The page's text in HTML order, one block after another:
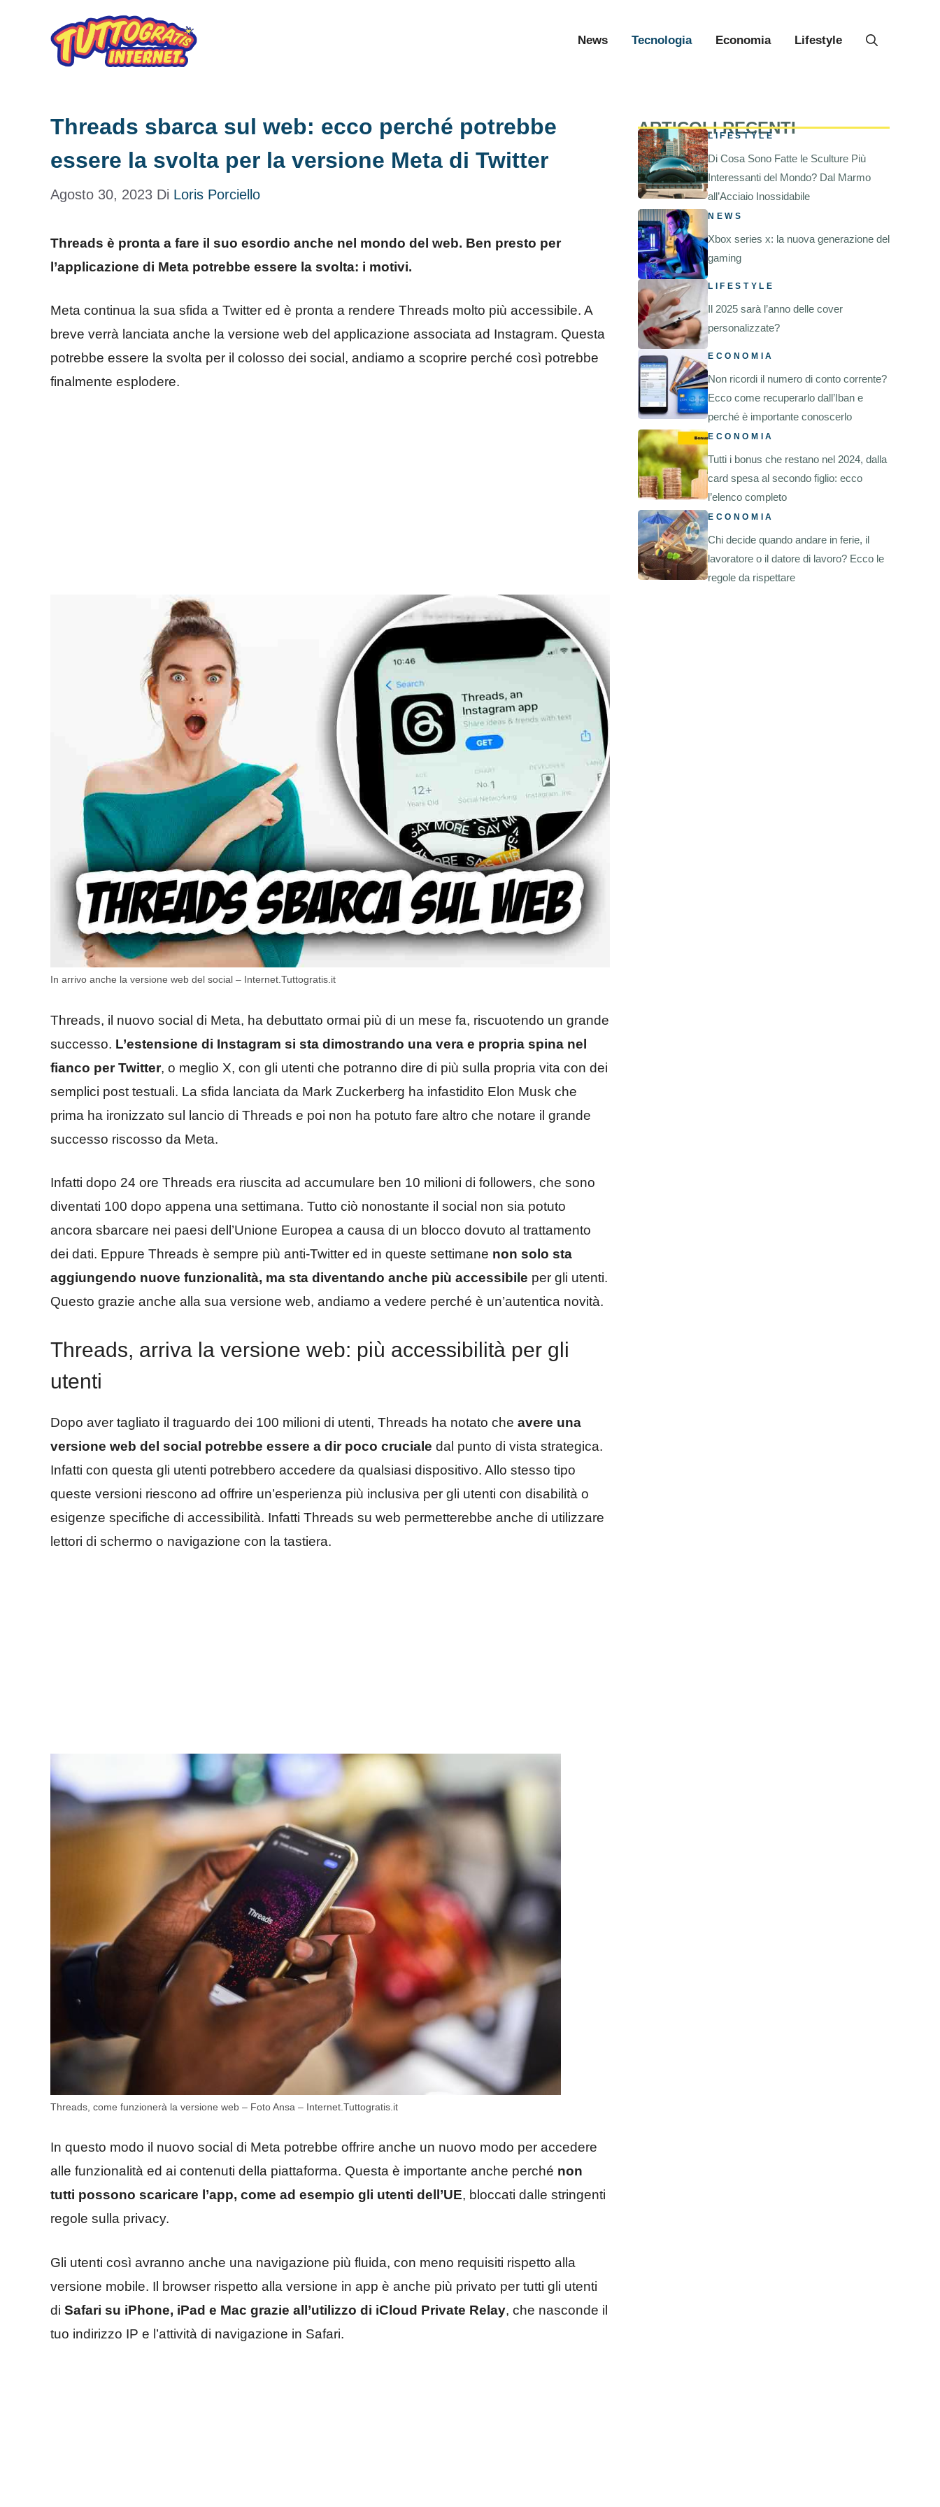
contenuto
News Tecnologia Economia Lifestyle
Threads sbarca sul web: ecco perché potrebbe
essere la svolta per la versione Meta di Twitter
Agosto 30, 2023 Di Loris Porciello
Threads è pronta a fare il suo esordio anche nel mondo del web. Ben presto per
l’applicazione di Meta potrebbe essere la svolta: i motivi.
Meta continua la sua sfida a Twitter ed è pronta a rendere Threads molto più accessibile. A
breve verrà lanciata anche la versione web del applicazione associata ad Instagram. Questa
potrebbe essere la svolta per il colosso dei social, andiamo a scoprire perché così potrebbe
finalmente esplodere.
In arrivo anche la versione web del social – Internet.Tuttogratis.it
Threads, il nuovo social di Meta, ha debuttato ormai più di un mese fa, riscuotendo un grande
successo. L’estensione di Instagram si sta dimostrando una vera e propria spina nel
fianco per Twitter, o meglio X, con gli utenti che potranno dire di più sulla propria vita con dei
semplici post testuali. La sfida lanciata da Mark Zuckerberg ha infastidito Elon Musk che
prima ha ironizzato sul lancio di Threads e poi non ha potuto fare altro che notare il grande
successo riscosso da Meta.
Infatti dopo 24 ore Threads era riuscita ad accumulare ben 10 milioni di followers, che sono
diventati 100 dopo appena una settimana. Tutto ciò nonostante il social non sia potuto
ancora sbarcare nei paesi dell’Unione Europea a causa di un blocco dovuto al trattamento
dei dati. Eppure Threads è sempre più anti-Twitter ed in queste settimane non solo sta
aggiungendo nuove funzionalità, ma sta diventando anche più accessibile per gli utenti.
Questo grazie anche alla sua versione web, andiamo a vedere perché è un’autentica novità.
Threads, arriva la versione web: più accessibilità per gli
utenti
Dopo aver tagliato il traguardo dei 100 milioni di utenti, Threads ha notato che avere una
versione web del social potrebbe essere a dir poco cruciale dal punto di vista strategica.
Infatti con questa gli utenti potrebbero accedere da qualsiasi dispositivo. Allo stesso tipo
queste versioni riescono ad offrire un’esperienza più inclusiva per gli utenti con disabilità o
esigenze specifiche di accessibilità. Infatti Threads su web permetterebbe anche di utilizzare
lettori di schermo o navigazione con la tastiera.
Threads, come funzionerà la versione web – Foto Ansa – Internet.Tuttogratis.it
In questo modo il nuovo social di Meta potrebbe offrire anche un nuovo modo per accedere
alle funzionalità ed ai contenuti della piattaforma. Questa è importante anche perché non
tutti possono scaricare l’app, come ad esempio gli utenti dell’UE, bloccati dalle stringenti
regole sulla privacy.
Gli utenti così avranno anche una navigazione più fluida, con meno requisiti rispetto alla
versione mobile. Il browser rispetto alla versione in app è anche più privato per tutti gli utenti
di Safari su iPhone, iPad e Mac grazie all’utilizzo di iCloud Private Relay, che nasconde il
tuo indirizzo IP e l’attività di navigazione in Safari.
ARTICOLI RECENTI
LIFESTYLE
Di Cosa Sono Fatte le Sculture Più
Interessanti del Mondo? Dal Marmo
all’Acciaio Inossidabile
NEWS
Xbox series x: la nuova generazione del
gaming
LIFESTYLE
Il 2025 sarà l’anno delle cover
personalizzate?
ECONOMIA
Non ricordi il numero di conto corrente?
Ecco come recuperarlo dall’Iban e
perché è importante conoscerlo
ECONOMIA
Tutti i bonus che restano nel 2024, dalla
card spesa al secondo figlio: ecco
l’elenco completo
ECONOMIA
Chi decide quando andare in ferie, il
lavoratore o il datore di lavoro? Ecco le
regole da rispettare